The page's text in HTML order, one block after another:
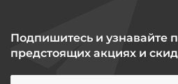
Подпишитесь и узнавайте
предстоящих акциях и